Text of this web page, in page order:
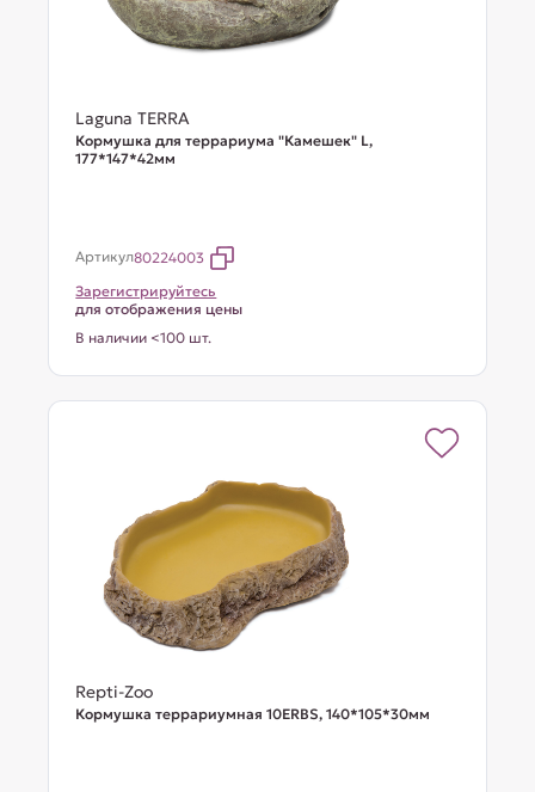
Laguna TERRA
Кормушка для террариума "Камешек" L,
177*147*42мм
Артикул80224003
Зарегистрируйтесь
для отображения цены
В наличии <100 шт.
Repti-Zoo
Кормушка террариумная 10ERBS, 140*105*30мм